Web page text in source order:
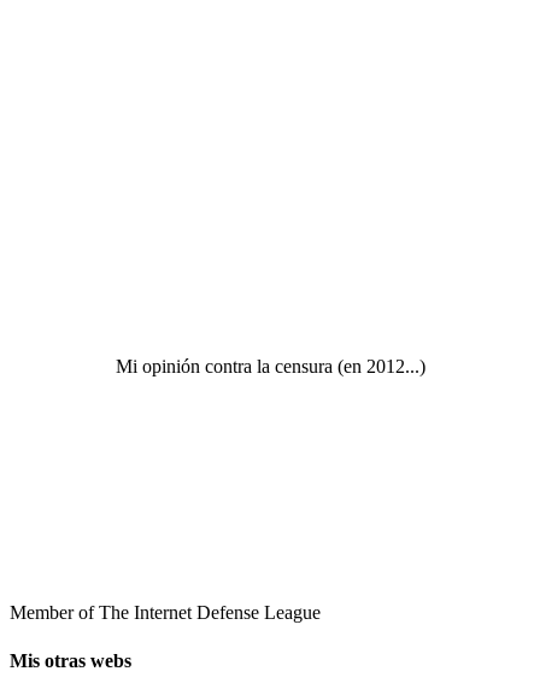
Mi opinión contra la censura (en 2012...)
Member of The Internet Defense League
Mis otras webs